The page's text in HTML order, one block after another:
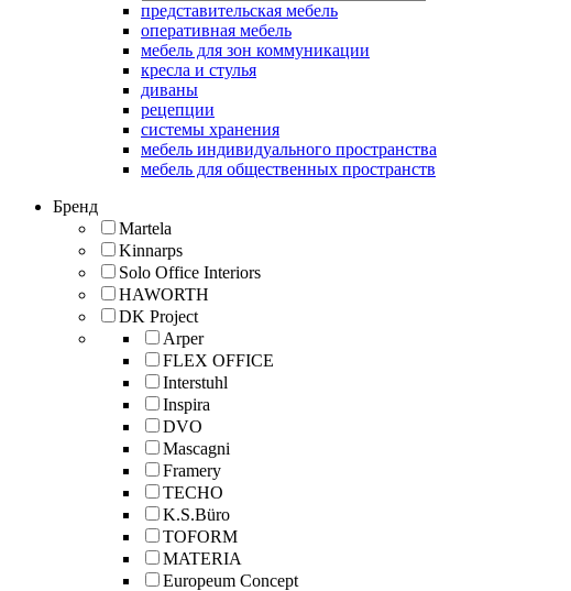
представительская мебель
оперативная мебель
мебель для зон коммуникации
кресла и стулья
диваны
рецепции
системы хранения
мебель индивидуального пространства
мебель для общественных пространств
Бренд
Martela
Kinnarps
Solo Office Interiors
HAWORTH
DK Project
Arper
FLEX OFFICE
Interstuhl
Inspira
DVO
Mascagni
Framery
TECHO
K.S.Büro
TOFORM
MATERIA
Europeum Concept